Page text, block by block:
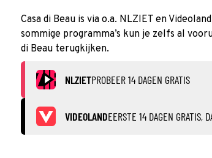
Casa di Beau is via o.a. NLZIET en
sommige programma’s kun je zelfs al
di Beau terugkijken.
NLZIETPROBEER 14 DAGEN GRATIS
VIDEOLANDEERSTE 14 DAGEN GRATIS,